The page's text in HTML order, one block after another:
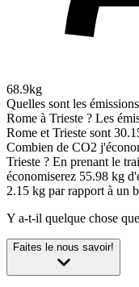
68.9kg
Quelles sont les
Rome à Trieste ? Les
Rome et Trieste sont
Combien de CO2
Trieste ? En prenant le
économiserez 55.98 kg
2.15 kg par rapport à un
Y a-t-il quelque chose
Faites le nous savoir!